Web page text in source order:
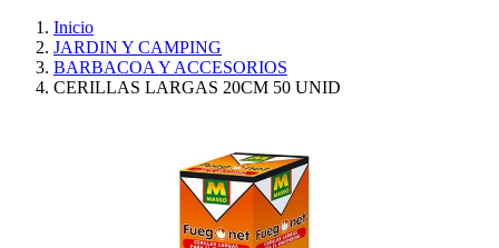
Inicio
JARDIN Y CAMPING
BARBACOA Y ACCESORIOS
CERILLAS LARGAS 20CM 50 UNID